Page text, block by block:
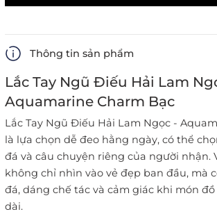
Thông tin sản phẩm
Lắc Tay Ngũ Điếu Hải Lam
Aquamarine Charm Bạc
Lắc Tay Ngũ Điếu Hải Lam Ngọc -
là lựa chọn dễ đeo hằng ngày, có thể
đá và câu chuyện riêng của người nhận.
không chỉ nhìn vào vẻ đẹp ban đầu, mà
đá, dáng chế tác và cảm giác khi món
dài.